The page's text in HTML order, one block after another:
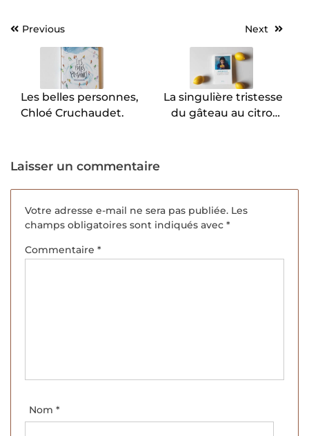
Navigation
l’article
Previous
Les belles personnes,
Chloé Cruchaudet.
Next
La singulière tristesse
du gâteau au citron,
Laisser un commentaire
Votre adresse e-mail ne sera pas publiée. Les
champs obligatoires sont indiqués avec *
Commentaire *
Nom *